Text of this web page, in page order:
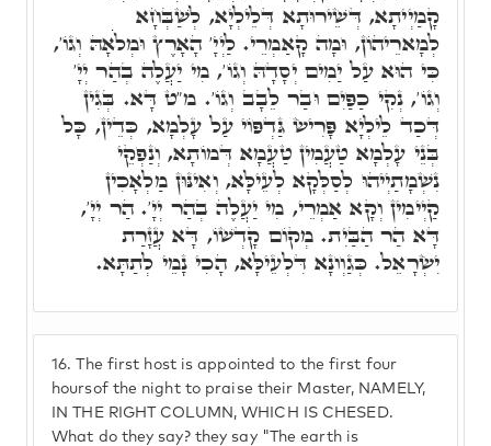
16. The first host is appointed to the first four
hoursof the night to praise their Master, NAMELY,
IN THE RIGHT COLUMN, WHICH IS CHESED.
What do they say? they say "The earth is
קָמַיְיתָא, דְּשֵׁירוּתָא דְּלֵילְיָא, לְשַׁבְּחָא
לְמָארֵיהוֹן, וּמָה קָאַמְרֵי. לַיְיָ' הָאָרֶץ וּמְלֹֹאָהּ וְגוֹ',
כִּי הוּא עַל יַמִים יְסָדָהּ וְגוֹ', מִי יַעֲלֶה בְהַר יְיָ'
וְגוֹ', נְקִי כַפַּיִם וּבַר לֵבָב וְגוֹ'. מ"ט דָּא. בְּגִין
דְּכַד לֵילְיָא פָּרִישׂ גַּדְפּוֹי עַל עָלְמָא, כְּדֵין, כָּל
בְּנֵי עָלְמָא טַעֲמִין טַעֲמָא דְּמוֹתָא, וְנַפְקֵי
נִשְׁמָתַיְיהוּ לְסַלְּקָא לְעֵילָּא, וְאִינּוּן מַלְאָכִין
קַיְימִין וְקָא אַמְרֵי, מִי יַעֲלֶה בְהַר יְיָ'. הַר יְיָ',
דָּא הַר הַבַּיִת. מְקוֹם קָדְשׁוֹ, דָּא עֲזָרַת
יִשְׂרָאֵל. כְּגַוְונָא דִּלְעֵילָּא, הָכִי נָמֵי לְתַתָּא.